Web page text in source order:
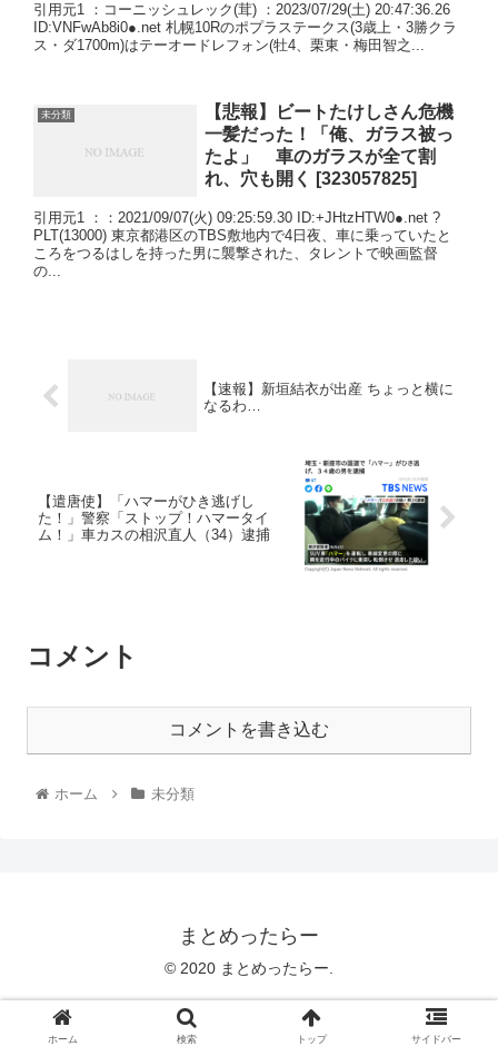
引用元1 ：コーニッシュレック(茸) ：2023/07/29(土) 20:47:36.26
ID:VNFwAb8i0●.net 札幌10Rのポプラステークス(3歳上・3勝クラ
ス・ダ1700m)はテーオードレフォン(牡4、栗東・梅田智之...
未分類
【悲報】ビートたけしさん危機
一髪だった！「俺、ガラス被っ
たよ」 車のガラスが全て割
れ、穴も開く [323057825]
引用元1 ：：2021/09/07(火) 09:25:59.30 ID:+JHtzHTW0●.net ?
PLT(13000) 東京都港区のTBS敷地内で4日夜、車に乗っていたと
ころをつるはしを持った男に襲撃された、タレントで映画監督
の...
【速報】新垣結衣が出産 ちょっと横に
なるわ…
【遣唐使】「ハマーがひき逃げし
た！」警察「ストップ！ハマータイ
ム！」車カスの相沢直人（34）逮捕
コメント
コメントを書き込む
ホーム 未分類
まとめったらー
© 2020 まとめったらー.
ホーム 検索 トップ サイドバー